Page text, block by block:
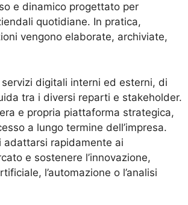
e dinamico progettato per
quotidiane. In pratica,
vengono elaborate, archiviate,
digitali interni ed esterni, di
tra i diversi reparti e stakeholder.
e propria piattaforma strategica,
a lungo termine dell’impresa.
adattarsi rapidamente ai
e sostenere l’innovazione,
l’automazione o l’analisi